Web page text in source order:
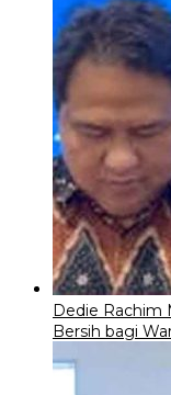
Dedie Rachim
Bersih bagi